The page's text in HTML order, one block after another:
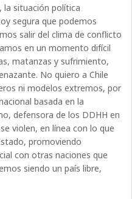
situación política
segura que podemos
salir del clima de conflicto
en un momento difícil
matanzas y sufrimiento,
No quiero a Chile
ni modelos extremos, por
basada en la
defensora de los DDHH en
violen, en línea con lo que
promoviendo
con otras naciones que
siendo un país libre,